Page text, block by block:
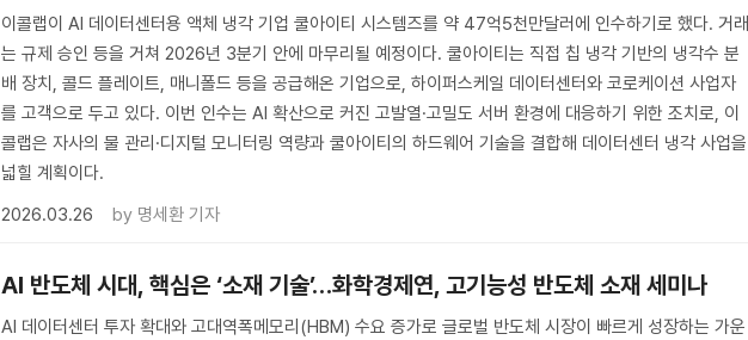
이콜랩이 AI 데이터센터용 액체 냉각 기업 쿨아이티 시스템즈를 약 47억5천만달러에 인수하기로 했다. 거래
는 규제 승인 등을 거쳐 2026년 3분기 안에 마무리될 예정이다. 쿨아이티는 직접 칩 냉각 기반의 냉각수 분
배 장치, 콜드 플레이트, 매니폴드 등을 공급해온 기업으로, 하이퍼스케일 데이터센터와 코로케이션 사업자
를 고객으로 두고 있다. 이번 인수는 AI 확산으로 커진 고발열·고밀도 서버 환경에 대응하기 위한 조치로, 이
콜랩은 자사의 물 관리·디지털 모니터링 역량과 쿨아이티의 하드웨어 기술을 결합해 데이터센터 냉각 사업을
넓힐 계획이다.
2026.03.26
by 명세환 기자
AI 반도체 시대, 핵심은 ‘소재 기술’…화학경제연, 고기능성 반도체 소재 세미나
AI 데이터센터 투자 확대와 고대역폭메모리(HBM) 수요 증가로 글로벌 반도체 시장이 빠르게 성장하는 가운